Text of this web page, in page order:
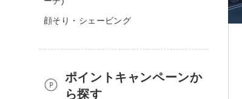
顔そり・シェービング
ポイントキャンペーンか
ら探す